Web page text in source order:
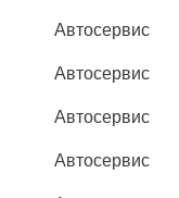
Автосервис
Автосервис
Автосервис
Автосервис